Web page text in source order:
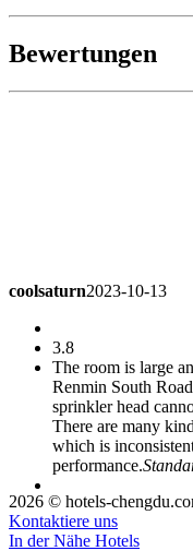
Bewertungen
coolsaturn 2023-10-13
3.8
The room is large
Renmin South
sprinkler head
There are many
which is
performance.
misdo2023-09-21
2026 © hotels-
Kontaktiere uns
In der Nähe Hotels